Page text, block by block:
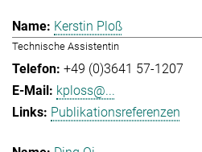
Kerstin Ploß
Technische Assistentin
+49 (0)3641 57-1207
kploss@...
Publikationsreferenzen